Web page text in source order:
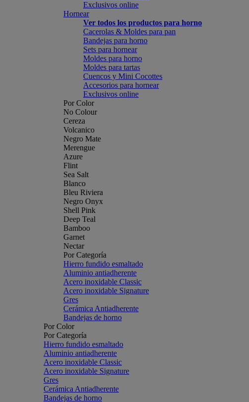
Exclusivos online
Hornear
Ver todos los productos para horno
Cacerolas & Moldes para pan
Bandejas para horno
Sets para hornear
Moldes para horno
Moldes para tartas
Cuencos y Mini Cocottes
Accesorios para hornear
Exclusivos online
Por Color
No Colour
Cereza
Volcanico
Negro Mate
Merengue
Azure
Flint
Sea Salt
Blanco
Bleu Riviera
Negro Onyx
Shell Pink
Deep Teal
Bamboo
Garnet
Nectar
Por Categoría
Hierro fundido esmaltado
Aluminio antiadherente
Acero inoxidable Classic
Acero inoxidable Signature
Gres
Cerámica Antiadherente
Bandejas de horno
Por Color
Por Categoría
Hierro fundido esmaltado
Aluminio antiadherente
Acero inoxidable Classic
Acero inoxidable Signature
Gres
Cerámica Antiadherente
Bandejas de horno